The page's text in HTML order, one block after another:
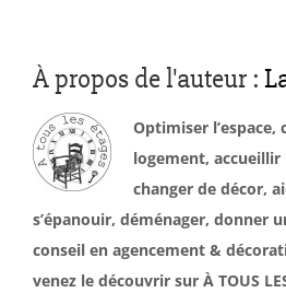
À propos de l'auteur :
Optimiser
logement,
changer de décor,
s’épanouir, déménager, donner
conseil en agencement &
venez le découvrir sur À TOUS